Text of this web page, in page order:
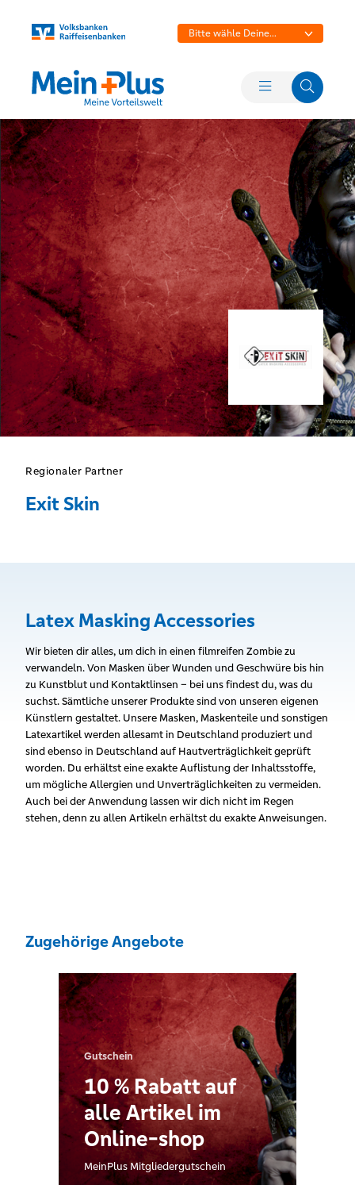
Bitte wähle Deine
Regionaler Partner
Exit Skin
Latex Masking Accessories
Wir bieten dir alles, um dich in einen filmreifen Zombie zu
verwandeln. Von Masken über Wunden und Geschwüre bis hin
zu Kunstblut und Kontaktlinsen – bei uns findest du, was du
suchst. Sämtliche unserer Produkte sind von unseren eigenen
Künstlern gestaltet. Unsere Masken, Maskenteile und sonstigen
Latexartikel werden allesamt in Deutschland produziert und
sind ebenso in Deutschland auf Hautverträglichkeit geprüft
worden. Du erhältst eine exakte Auflistung der Inhaltsstoffe,
um mögliche Allergien und Unverträglichkeiten zu vermeiden.
Auch bei der Anwendung lassen wir dich nicht im Regen
stehen, denn zu allen Artikeln erhältst du exakte Anweisungen.
Zugehörige Angebote
Gutschein
10 % Rabatt auf
alle Artikel im
Online-shop
MeinPlus Mitgliedergutschein